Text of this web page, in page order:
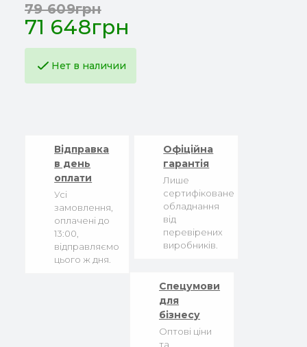
71 648грн
79 609грн
Нет в наличии
Відправка
в день
оплати
Усі
замовлення,
оплачені до
13:00,
відправляємо
цього ж дня.
Офіційна
гарантія
Лише
сертифіковане
обладнання
від
перевірених
виробників.
Спецумови
для
бізнесу
Оптові ціни
та